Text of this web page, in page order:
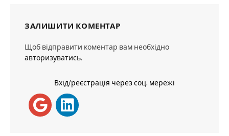
ЗАЛИШИТИ КОМЕНТАР
Щоб відправити коментар вам необхідно
авторизуватись.
Вхід/реєстрація через соц. мережі